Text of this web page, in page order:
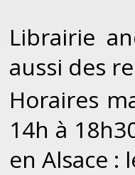
Librairie
aussi des
Horaires
14h à
en Alsace :